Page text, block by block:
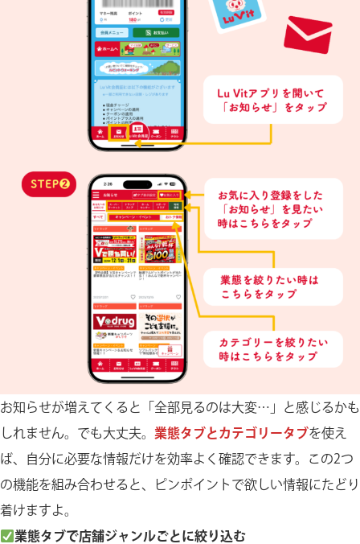
お知らせが増えてくると「全部見るのは大変…」と感じるかも
しれません。でも大丈夫。 業態タブとカテゴリータブを使え
ば、自分に必要な情報だけを効率よく確認できます。この2つ
の機能を組み合わせると、ピンポイントで欲しい情報にたどり
着けますよ。
業態タブで店舗ジャンルごとに絞り込む